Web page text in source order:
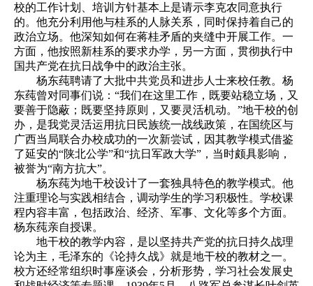
校的工作计划、培训方针基本上是请示李克农同意执行
的。他充分利用他与桂系的人脉关系，同时保持着自己的
政治立场。他深知如何在蒋桂矛盾的夹缝中开展工作。一
方面，他按照新桂系的要求办学，另一方面，贯彻执行中
国共产党在抗日战争中的政治主张。
杨东莼聘请了大批中共党员和进步人士来校任教。杨
东莼曾对同事们说：“我们在这里工作，既要站稳立场，又
要善于隐蔽；既要坚持原则，又要灵活机动。”地干校的创
办，是我党灵活运用抗日民族统一战线政策，在国统区与
广西当局联合办校成功的一次新尝试，因其教学模式借鉴
了延安的“陕北公学”和“抗日军政大学”，当时颇具影响，
被誉为“南方抗大”。
杨东莼为地干校设计了一套独具特色的教学模式。他
注重理论与实践相结合，调动学生的学习积极性。学校课
程内容丰富，包括政治、经济、军事、文化等多个方面。
杨东莼亲自授课。
地干校的教学内容，是以坚持共产党的抗日持久战理
论为主，毛泽东的《论持久战》就是地干校的教材之一。
校方还经常组织时事座谈会，分析形势，学习社会发展史